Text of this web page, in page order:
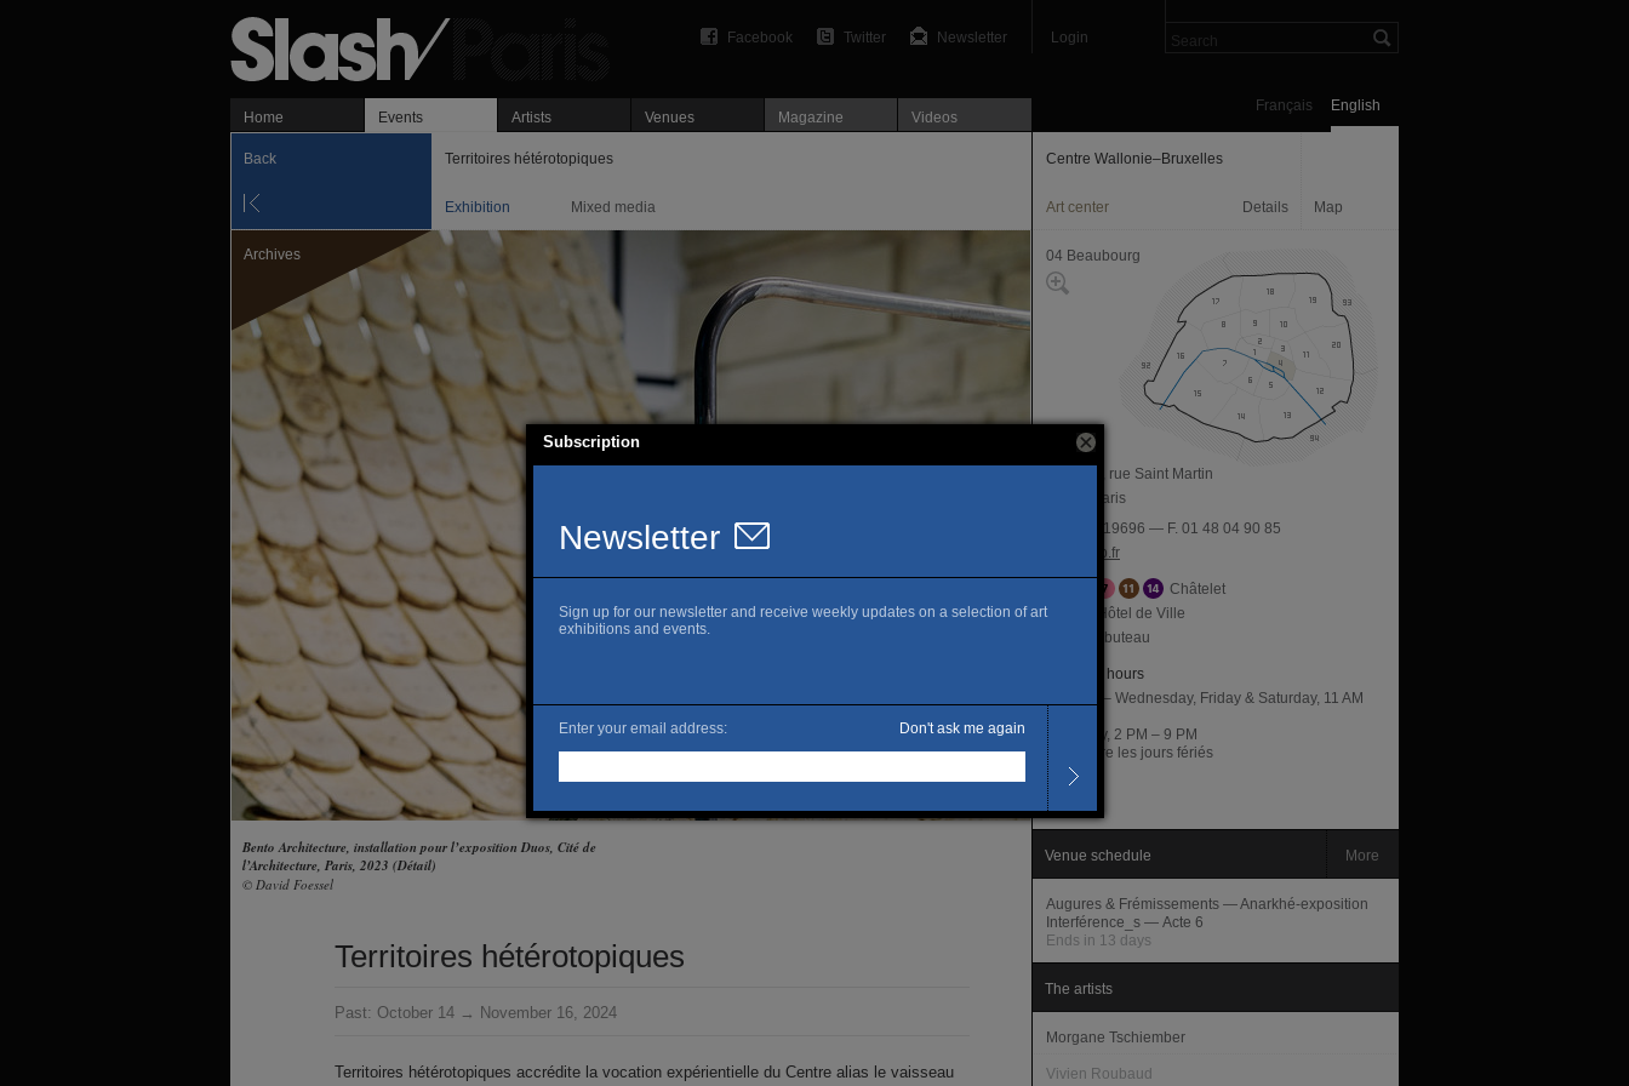
Login
Newsletter
Twitter
Facebook
English
Français
Home Events Artists Venues Magazine Videos
Back Territoires hétérotopiques
Exhibition Mixed media
Archives
Bento Architecture, installation pour l’exposition Duos, Cité de
l’Architecture, Paris, 2023 (Détail)
© David Foessel
Territoires hétérotopiques
Past: October 14 → November 16, 2024
Territoires hétérotopiques accrédite la vocation expérientielle du Centre alias le vaisseau
Centre Wallonie–Bruxelles
Art center Details Map
04 Beaubourg
127-129, rue Saint Martin
75004 Paris
T. 0153019696 — F. 01 48 04 90 85
www.cwb.fr
Châtelet
Hôtel de Ville
Rambuteau
Opening hours
Monday – Wednesday, Friday & Saturday, 11 AM
– 7 PM
Thursday, 2 PM – 9 PM
Fermeture les jours fériés
Venue schedule More
Augures & Frémissements — Anarkhé-exposition
Interférence_s — Acte 6
Ends in 13 days
The artists
Morgane Tschiember
Vivien Roubaud
Subscription